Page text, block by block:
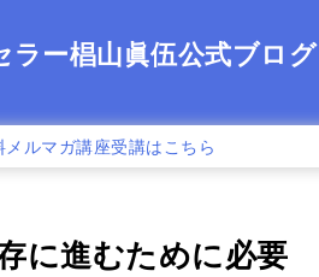
ラー椙山眞伍公式ブログ
メルマガ講座受講はこちら
に進むために必要